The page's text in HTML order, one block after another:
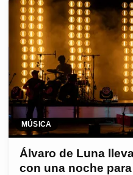
MÚSICA
Álvaro de Luna
con una noche